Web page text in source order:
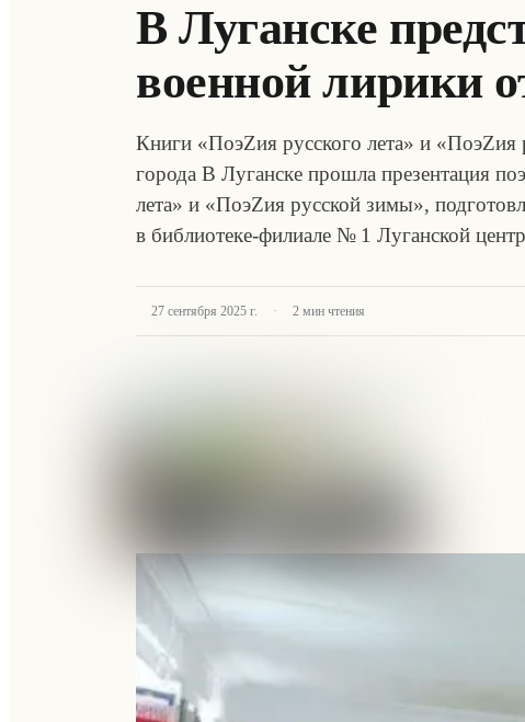
В Луганске
военной лирики
Книги «ПоэZия русского лета» и «ПоэZия
города В Луганске прошла презентация
лета» и «ПоэZия русской зимы»,
в библиотеке-филиале № 1 Луганской
27 сентября 2025 г. · 2 мин чтения